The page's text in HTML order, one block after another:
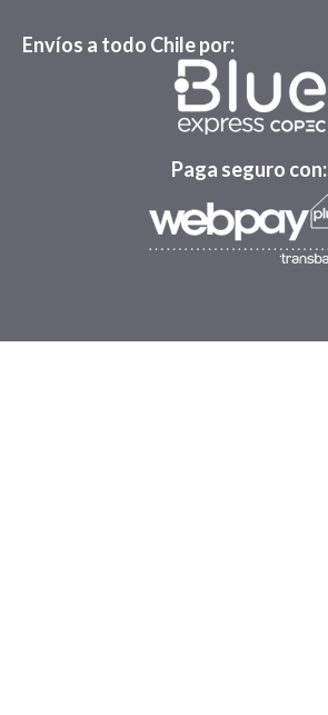
Envíos a todo Chile por:
Paga seguro con: